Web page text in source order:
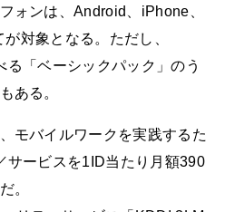
ォンは、Android、iPhone、
対象となる。ただし、
「ベーシックパック」のう
ある。
モバイルワークを実践するた
サービスを1ID当たり月額390
。